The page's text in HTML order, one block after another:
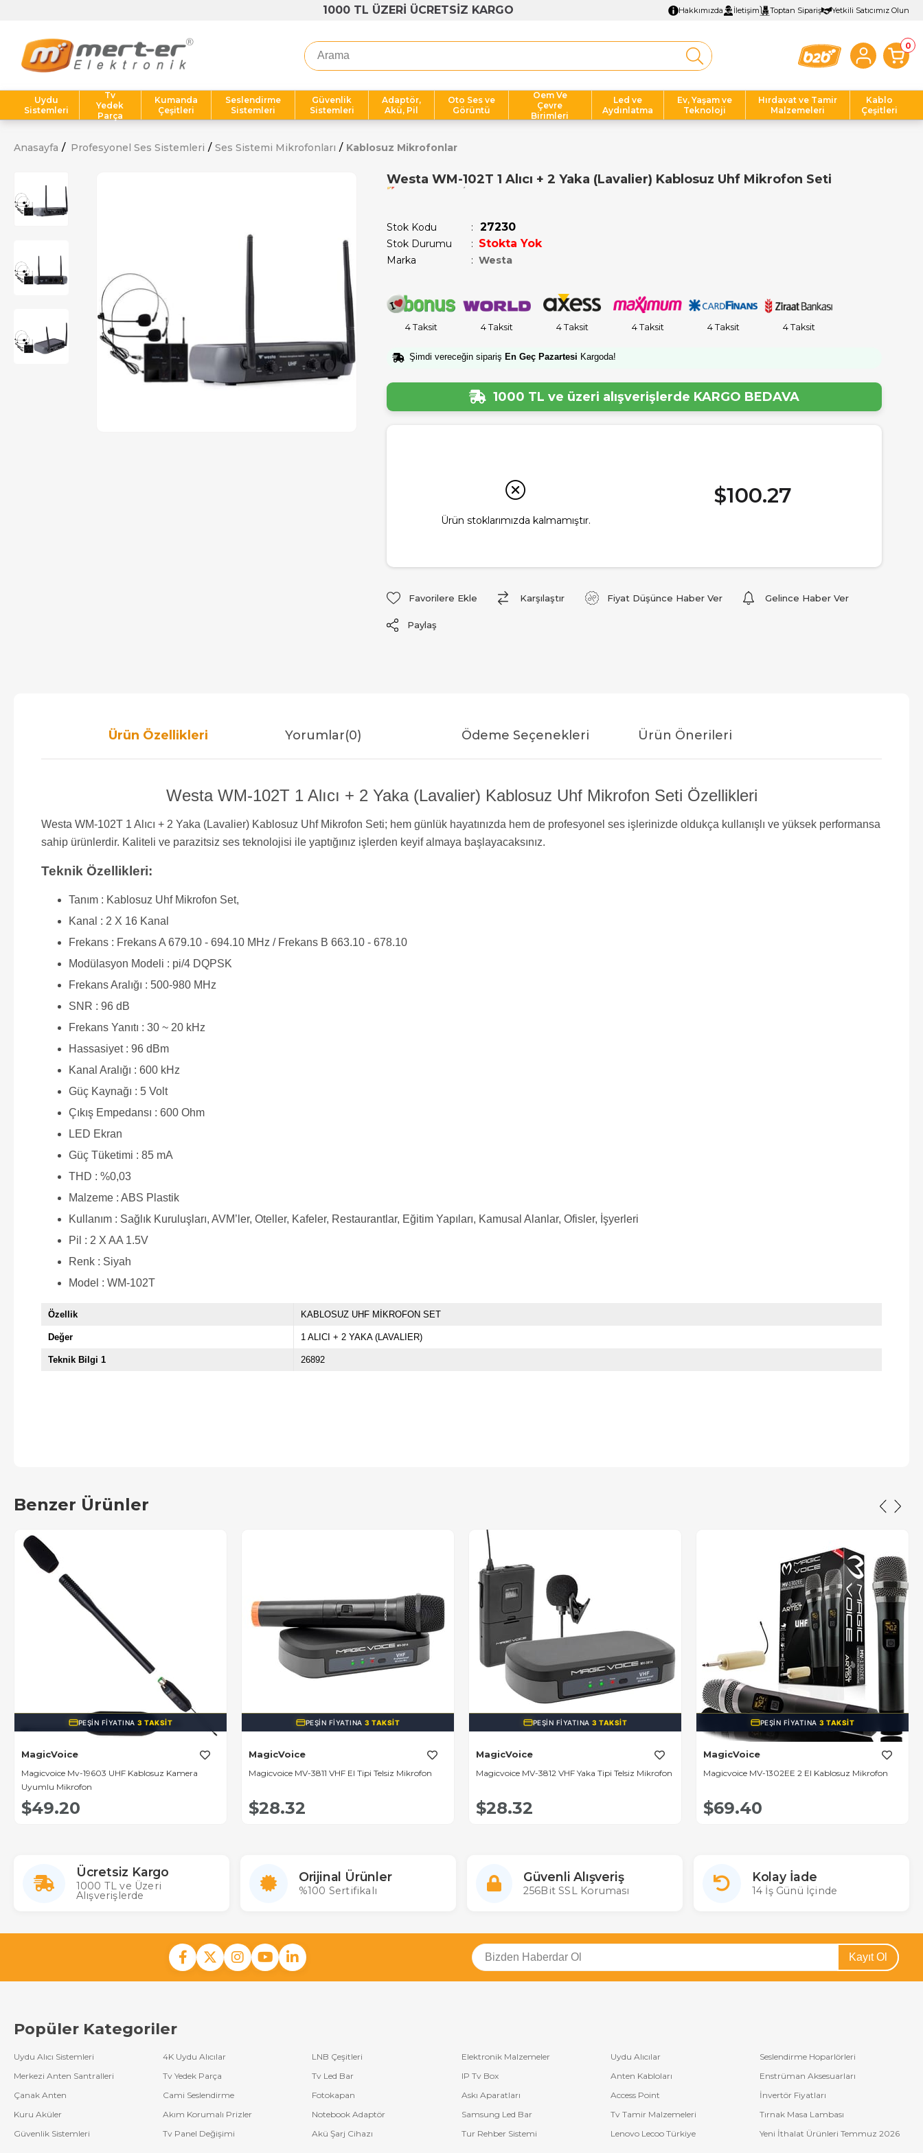
1000 TL ÜZERİ ÜCRETSİZ KARGO Hakkımızda İletişim Toptan Sipariş Yetkili Satıcımız Olun
0
Uydu
Sistemleri
Tv
Yedek
Parça
Kumanda
Çeşitleri
Seslendirme
Sistemleri
Güvenlik
Sistemleri
Adaptör,
Akü, Pil
Oto Ses ve
Görüntü
Oem Ve
Çevre
Birimleri
Led ve
Aydınlatma
Ev, Yaşam ve
Teknoloji
Hırdavat ve Tamir
Malzemeleri
Kablo
Çeşitleri
Anasayfa Profesyonel Ses Sistemleri Ses Sistemi Mikrofonları Kablosuz Mikrofonlar
Westa WM-102T 1 Alıcı + 2 Yaka (Lavalier) Kablosuz Uhf Mikrofon Seti
Stok Kodu 27230
Stok Durumu : Stokta Yok
Marka : Westa
4 Taksit 4 Taksit 4 Taksit 4 Taksit 4 Taksit 4 Taksit
Şimdi vereceğin sipariş En Geç Pazartesi Kargoda!
1000 TL ve üzeri alışverişlerde KARGO BEDAVA
Ürün stoklarımızda kalmamıştır.
$100.27
Favorilere Ekle Karşılaştır Fiyat Düşünce Haber Ver Gelince Haber Ver
Paylaş
Ürün Özellikleri Yorumlar(0) Ödeme Seçenekleri Ürün Önerileri
Westa WM-102T 1 Alıcı + 2 Yaka (Lavalier) Kablosuz Uhf Mikrofon Seti Özellikleri
Westa WM-102T 1 Alıcı + 2 Yaka (Lavalier) Kablosuz Uhf Mikrofon Seti; hem günlük hayatınızda hem de profesyonel ses işlerinizde oldukça kullanışlı ve yüksek performansa
sahip ürünlerdir. Kaliteli ve parazitsiz ses teknolojisi ile yaptığınız işlerden keyif almaya başlayacaksınız.
Teknik Özellikleri:
Tanım : Kablosuz Uhf Mikrofon Set,
Kanal : 2 X 16 Kanal
Frekans : Frekans A 679.10 - 694.10 MHz / Frekans B 663.10 - 678.10
Modülasyon Modeli : pi/4 DQPSK
Frekans Aralığı : 500-980 MHz
SNR : 96 dB
Frekans Yanıtı : 30 ~ 20 kHz
Hassasiyet : 96 dBm
Kanal Aralığı : 600 kHz
Güç Kaynağı : 5 Volt
Çıkış Empedansı : 600 Ohm
LED Ekran
Güç Tüketimi : 85 mA
THD : %0,03
Malzeme : ABS Plastik
Kullanım : Sağlık Kuruluşları, AVM’ler, Oteller, Kafeler, Restaurantlar, Eğitim Yapıları, Kamusal Alanlar, Ofisler, İşyerleri
Pil : 2 X AA 1.5V
Renk : Siyah
Model : WM-102T
Özellik KABLOSUZ UHF MİKROFON SET
Değer 1 ALICI + 2 YAKA (LAVALIER)
Teknik Bilgi 1 26892
Benzer Ürünler
PEŞIN FIYATINA3 TAKSIT
MagicVoice
Magicvoice Mv-19603 UHF Kablosuz Kamera
Uyumlu Mikrofon
$49.20
PEŞIN FIYATINA3 TAKSIT
MagicVoice
Magicvoice MV-3811 VHF El Tipi Telsiz Mikrofon
$28.32
PEŞIN FIYATINA3 TAKSIT
MagicVoice
Magicvoice MV-3812 VHF Yaka Tipi Telsiz Mikrofon
$28.32
PEŞIN FIYATINA3 TAKSIT
MagicVoice
Magicvoice MV-1302EE 2 El Kablosuz Mikrofon
$69.40
Ücretsiz Kargo
1000 TL ve Üzeri
Alışverişlerde
Orijinal Ürünler
%100 Sertifikalı
Güvenli Alışveriş
256Bit SSL Koruması
Kolay İade
14 İş Günü İçinde
Kayıt Ol
Popüler Kategoriler
Uydu Alıcı Sistemleri 4K Uydu Alıcılar LNB Çeşitleri Elektronik Malzemeler Uydu Alıcılar
Seslendirme Hoparlörleri
Merkezi Anten Santralleri
Tv Yedek Parça Tv Led Bar IP Tv Box Anten Kabloları
Enstrüman Aksesuarları
Çanak Anten
Cami Seslendirme Fotokapan Askı Aparatları Access Point
İnvertör Fiyatları
Kuru Aküler
Akım Korumalı Prizler Notebook Adaptör Samsung Led Bar Tv Tamir Malzemeleri
Tırnak Masa Lambası
Güvenlik Sistemleri
Tv Panel Değişimi Akü Şarj Cihazı Tur Rehber Sistemi Lenovo Lecoo Türkiye Yeni İthalat Ürünleri Temmuz 2026